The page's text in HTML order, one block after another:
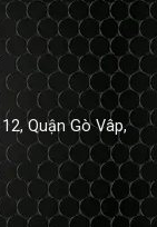
Quận Gò Vâp,